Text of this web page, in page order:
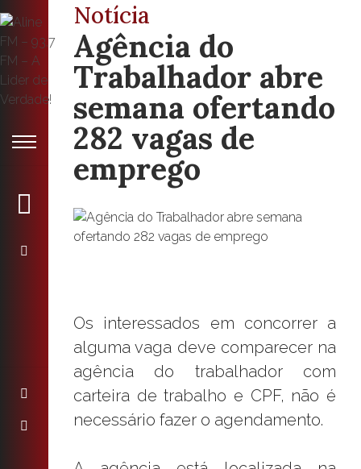
Notícia
Agência do
Trabalhador abre
semana ofertando
282 vagas de
emprego
Os interessados em concorrer a
alguma vaga deve comparecer na
agência do trabalhador com
carteira de trabalho e CPF, não é
necessário fazer o agendamento.